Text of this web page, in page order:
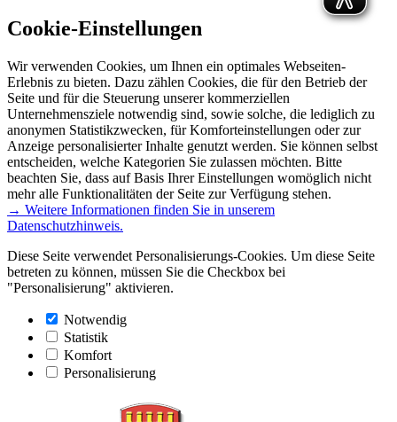
Cookie-Einstellungen
Wir verwenden Cookies, um Ihnen ein optimales Webseiten-
Erlebnis zu bieten. Dazu zählen Cookies, die für den Betrieb der
Seite und für die Steuerung unserer kommerziellen
Unternehmensziele notwendig sind, sowie solche, die lediglich zu
anonymen Statistikzwecken, für Komforteinstellungen oder zur
Anzeige personalisierter Inhalte genutzt werden. Sie können selbst
entscheiden, welche Kategorien Sie zulassen möchten. Bitte
beachten Sie, dass auf Basis Ihrer Einstellungen womöglich nicht
mehr alle Funktionalitäten der Seite zur Verfügung stehen.
→ Weitere Informationen finden Sie in unserem
Datenschutzhinweis.
Diese Seite verwendet Personalisierungs-Cookies. Um diese Seite
betreten zu können, müssen Sie die Checkbox bei
"Personalisierung" aktivieren.
Notwendig
Statistik
Komfort
Personalisierung